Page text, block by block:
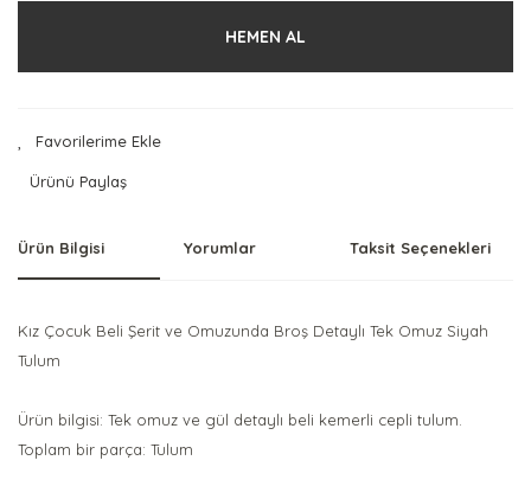
HEMEN AL
Ürünü Paylaş
Ürün Bilgisi Yorumlar Taksit Seçenekleri
Kız Çocuk Beli Şerit ve Omuzunda Broş Detaylı Tek Omuz Siyah
Tulum
Ürün bilgisi: Tek omuz ve gül detaylı beli kemerli cepli tulum.
Toplam bir parça: Tulum